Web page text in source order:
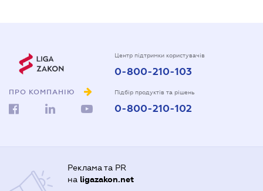
ПРО КОМПАНІЮ
Центр підтримки користувачів
0-800-210-103
Підбір продуктів та рішень
0-800-210-102
Реклама та PR
на ligazakon.net